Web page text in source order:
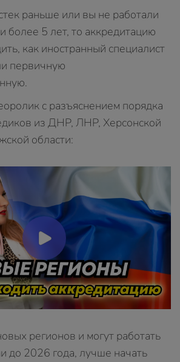
раньше или вы не работали
более 5 лет, то аккредитацию
как иностранный специалист
первичную
с разъяснением порядка
из ДНР, ЛНР, Херсонской
области:
регионов и могут работать
до 2026 года, лучше начать